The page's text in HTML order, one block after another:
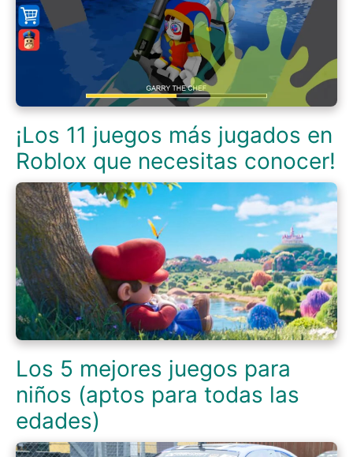
¡Los 11 juegos más jugados en
Roblox que necesitas conocer!
Los 5 mejores juegos para
niños (aptos para todas las
edades)